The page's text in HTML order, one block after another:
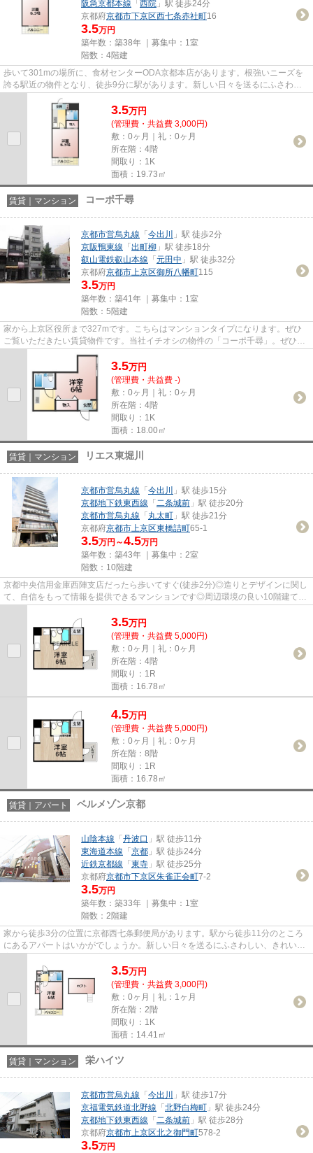
阪急京都本線 「 西院 」駅 徒歩24分
京都府京都市下京区西七条赤社町16
3.5万円
築年数：築38年 ｜募集中： 1室
階数：4階建
歩いて301mの場所に、食材センターODA京都本店があります。根強いニーズを
誇る駅近の物件となり、徒歩9分に駅があります。新しい日々を送るにふさわし
い、きれいな室内です。「メゾン...
3.5万円
(管理費・共益費 3,000円)
敷：0ヶ月｜礼：0ヶ月
所在階：4階
間取り：1K
面積：19.73㎡
賃貸｜マンション コーポ千尋
京都市営烏丸線 「 今出川
」駅 徒歩2分
京阪鴨東線 「 出町柳 」駅 徒歩18分
叡山電鉄叡山本線 「 元田中 」駅 徒歩32分
京都府京都市上京区御所八幡町115
3.5万円
築年数：築41年 ｜募集中： 1室
階数：5階建
家から上京区役所まで327mです。こちらはマンションタイプになります。ぜひ
ご覧いただきたい賃貸物件です。当社イチオシの物件の「コーポ千尋」。ぜひ一
度ご覧ください。京都市上京区...
3.5万円
(管理費・共益費 -)
敷：0ヶ月｜礼：0ヶ月
所在階：4階
間取り：1K
面積：18.00㎡
賃貸｜マンション リエス東堀川
京都市営烏丸線 「 今出川
」駅 徒歩15分
京都地下鉄東西線 「 二条城前 」駅 徒歩20分
京都市営烏丸線 「 丸太町 」駅 徒歩21分
京都府京都市上京区東橋詰町65-1
3.5万円～4.5万円
築年数：築43年 ｜募集中： 2室
階数：10階建
京都中央信用金庫西陣支店だったら歩いてすぐ(徒歩2分)◎造りとデザインに関し
て、自信をもって情報を提供できるマンションです◎周辺環境の良い10階建ての
3.5万円
(管理費・共益費 5,000円)
敷：0ヶ月｜礼：0ヶ月
所在階：4階
間取り：1R
面積：16.78㎡
4.5万円
(管理費・共益費 5,000円)
敷：0ヶ月｜礼：0ヶ月
所在階：8階
間取り：1R
面積：16.78㎡
賃貸｜アパート ベルメゾン京都
山陰本線 「 丹波口 」駅 徒歩11分
東海道本線 「 京都 」駅 徒歩24分
近鉄京都線 「 東寺 」駅 徒歩25分
京都府京都市下京区朱雀正会町7-2
3.5万円
築年数：築33年 ｜募集中： 1室
階数：2階建
家から徒歩3分の位置に京都西七条郵便局があります。駅から徒歩11分のところ
にあるアパートはいかがでしょうか。新しい日々を送るにふさわしい、きれいな
3.5万円
(管理費・共益費 3,000円)
敷：0ヶ月｜礼：1ヶ月
所在階：2階
間取り：1K
面積：14.41㎡
賃貸｜マンション 栄ハイツ
京都市営烏丸線 「 今出川
」駅 徒歩17分
京福電気鉄道北野線 「 北野白梅町 」駅 徒歩24分
京都地下鉄東西線 「 二条城前 」駅 徒歩28分
京都府京都市上京区北之御門町578-2
3.5万円